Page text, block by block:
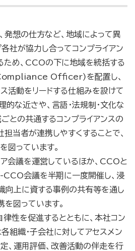
発想の仕方など、地域によって異
社が協力し合ってコンプライアン
ため、CCOの下に地域を統括する
Officer)を配置し、
活動をリードする仕組みを設けて
的な近さや、言語・法規制・文化な
との共通するコンプライアンスの
当者が連携しやすくすることで、
図っています。
会議を運営しているほか、CCOと
会議を半期に一度開催し、浸
向上に資する事例の共有等を通し
図っています。
性を促進するとともに、本社コン
組織・子会社に対してアセスメン
、運用評価、改善活動の伴走を行